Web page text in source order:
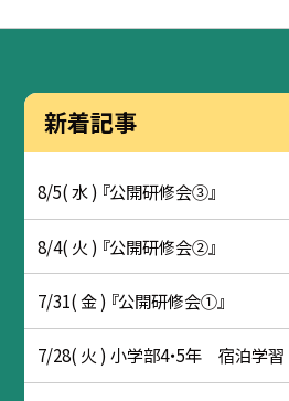
新着記事
8/5( 水 ) 『公開研修会③』
8/4( 火 ) 『公開研修会②』
7/31( 金 ) 『公開研修会①』
7/28( 火 ) 小学部4・5年 宿泊学習